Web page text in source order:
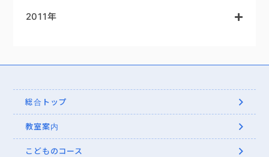
2011年
総合トップ
教室案内
こどものコース